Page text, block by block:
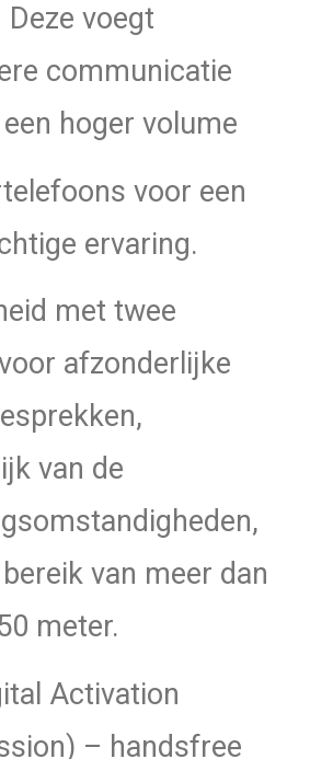
Deze voegt
communicatie
hoger volume
voor een
ervaring.
met twee
afzonderlijke
van de
van meer dan
meter.
Activation
– handsfree